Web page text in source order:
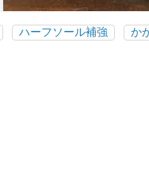
ハーフソール補強 か